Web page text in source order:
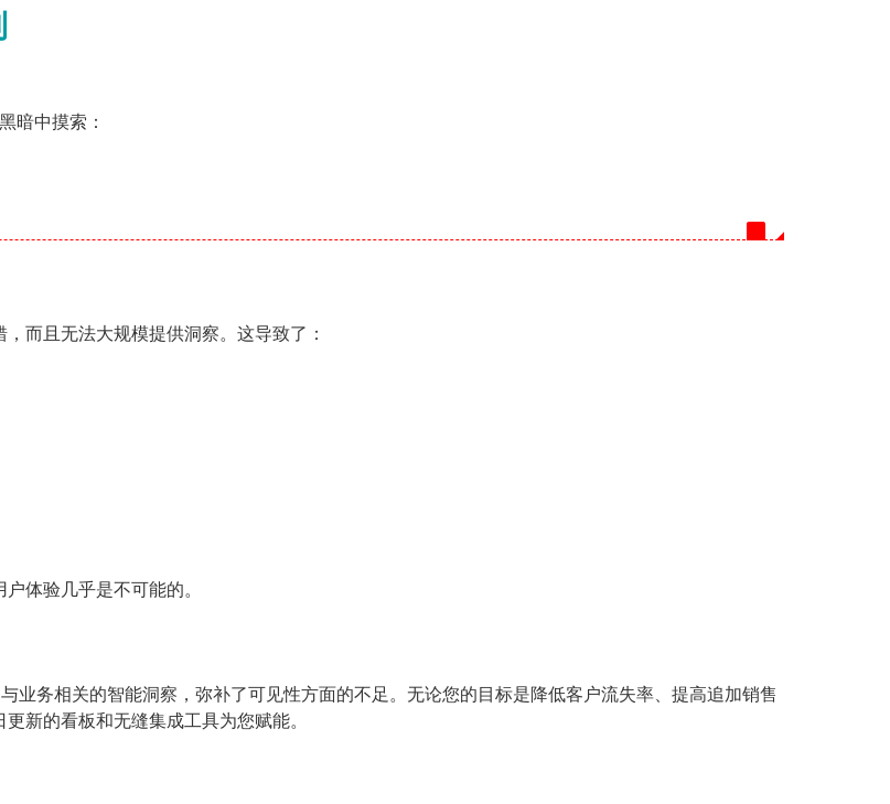
暗中摸索：
而且无法大规模提供洞察。这导致了：
体验几乎是不可能的。
业务相关的智能洞察，弥补了可见性方面的不足。无论您的目标是降低客户流失率、提高追加销售
新的看板和无缝集成工具为您赋能。